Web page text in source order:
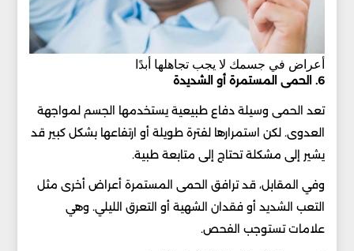
أعراض في جسمك لا يجب تجاهلها أبدًا
6. الحمى المستمرة أو الشديدة
تعد الحمى وسيلة دفاع طبيعية يستخدمها الجسم لمواجهة
العدوى. لكن استمرارها لفترة طويلة أو ارتفاعها بشكل كبير قد
يشير إلى مشكلة تحتاج إلى متابعة طبية.
وفي المقابل، قد ترافق الحمى المستمرة أعراض أخرى مثل
التعب الشديد أو فقدان الشهية أو التعرق الليلي. وهي
علامات تستوجب الفحص.